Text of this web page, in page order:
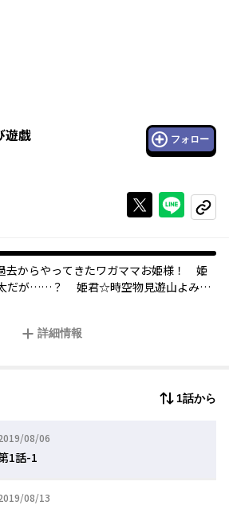
遊戯 フォロー
Xで投稿する
ライン
コピー
去からやってきたワガママお姫様！ 姫
太だが……？ 姫君☆時空物見遊山よみき
詳細情報
1話から
08/06
年08月06日
1話-1
08/13
年08月13日